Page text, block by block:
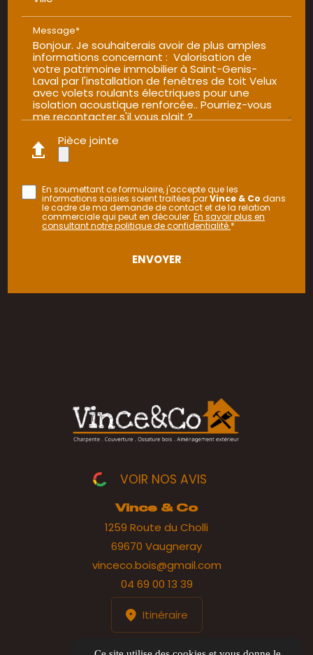
Message*
Pièce jointe
En soumettant ce formulaire, j'accepte que les
informations saisies soient traitées parVince & Co dans
le cadre de ma demande de contact et de la relation
commerciale qui peut en découler.En savoir plus en
consultant notre politique de confidentialité.*
VOIR NOS AVIS
Vince & Co
1259 Route du Cholli
69670 Vaugneray
vinceco.bois@gmail.com
04 69 00 13 39
Itinéraire
HORAIRES